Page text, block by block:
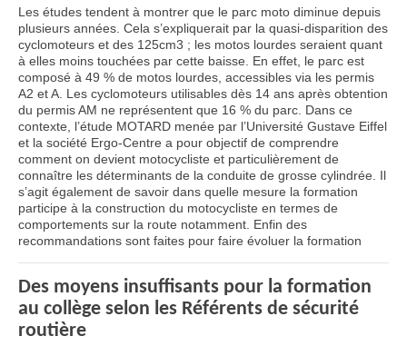
Les études tendent à montrer que le parc moto diminue depuis
plusieurs années. Cela s’expliquerait par la quasi-disparition des
cyclomoteurs et des 125cm3 ; les motos lourdes seraient quant
à elles moins touchées par cette baisse. En effet, le parc est
composé à 49 % de motos lourdes, accessibles via les permis
A2 et A. Les cyclomoteurs utilisables dès 14 ans après obtention
du permis AM ne représentent que 16 % du parc. Dans ce
contexte, l’étude MOTARD menée par l’Université Gustave Eiffel
et la société Ergo-Centre a pour objectif de comprendre
comment on devient motocycliste et particulièrement de
connaître les déterminants de la conduite de grosse cylindrée. Il
s’agit également de savoir dans quelle mesure la formation
participe à la construction du motocycliste en termes de
comportements sur la route notamment. Enfin des
recommandations sont faites pour faire évoluer la formation
Des moyens insuffisants pour la formation
au collège selon les Référents de sécurité
routière